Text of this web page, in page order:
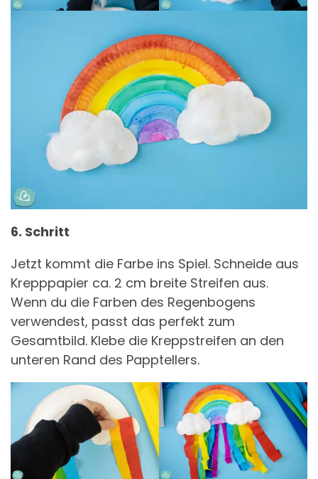
6. Schritt
Jetzt kommt die Farbe ins Spiel. Schneide aus
Krepppapier ca. 2 cm breite Streifen aus.
Wenn du die Farben des Regenbogens
verwendest, passt das perfekt zum
Gesamtbild. Klebe die Kreppstreifen an den
unteren Rand des Papptellers.